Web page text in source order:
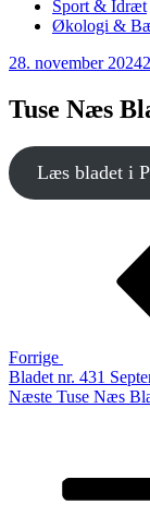
Sport & Idræt
Økologi &
Udgivet
28. november 2024
Tuse Næs
Læs bladet i
Forrige
Bladet nr. 431
Næste
Næste Tuse Næs